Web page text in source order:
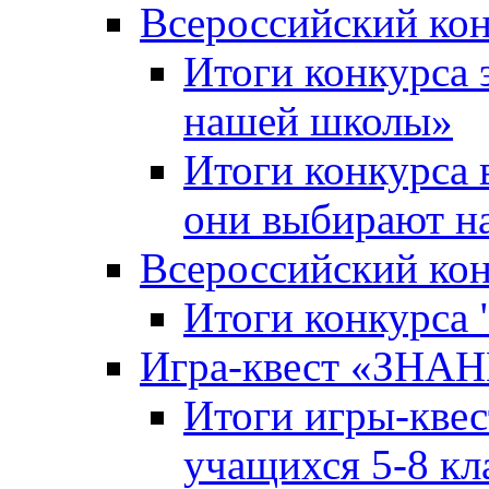
Всероссийский
Итоги
нашей школы»
Итоги конкурса
они выбирают
Всероссийский
Итоги
Игра-квест
Итоги игры-
учащихся 5-8